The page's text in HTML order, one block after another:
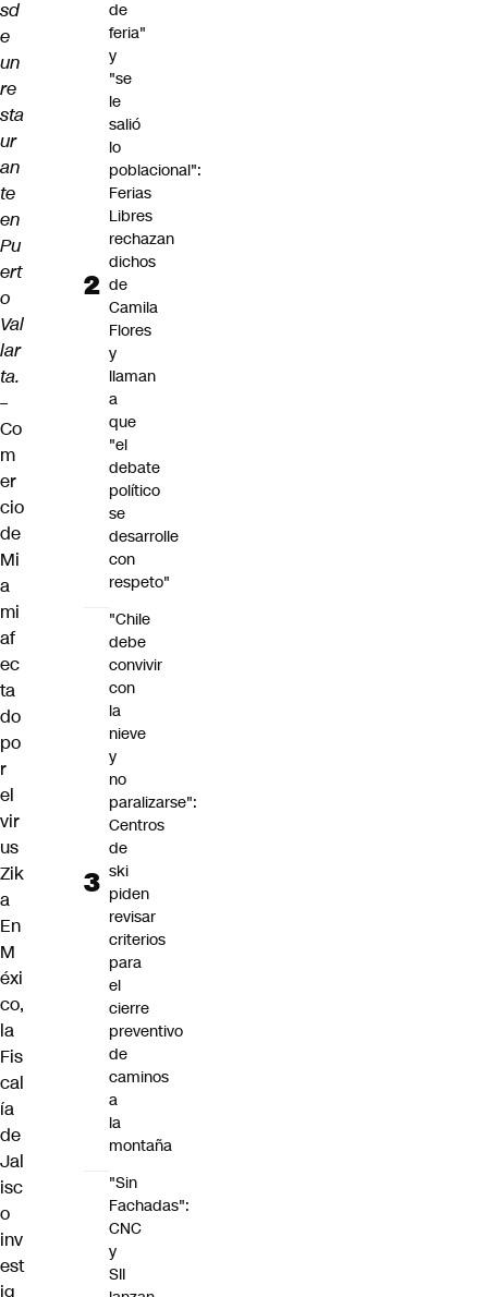
sd
e
un
re
sta
ur
an
te
en
Pu
ert
o
Val
lar
ta.
–
Co
m
er
cio
de
Mi
a
mi
af
ec
ta
do
po
r
el
vir
us
Zik
a
En
M
éxi
co,
la
Fis
cal
ía
de
Jal
isc
o
inv
est
ig
de
feria"
y
"se
le
salió
lo
poblacional":
Ferias
Libres
rechazan
dichos
de
Camila
Flores
y
llaman
a
que
"el
debate
político
se
desarrolle
con
respeto"
"Chile
debe
convivir
con
la
nieve
y
no
paralizarse":
Centros
de
ski
piden
revisar
criterios
para
el
cierre
preventivo
de
caminos
a
la
montaña
"Sin
Fachadas":
CNC
y
SII